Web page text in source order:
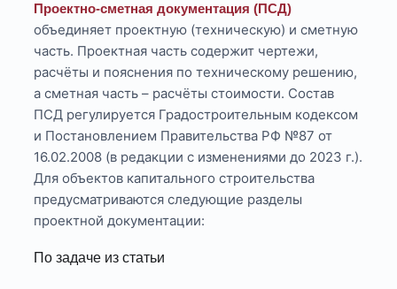
Проектно-сметная документация (ПСД)
объединяет проектную (техническую) и сметную
часть. Проектная часть содержит чертежи,
расчёты и пояснения по техническому решению,
а сметная часть – расчёты стоимости. Состав
ПСД регулируется Градостроительным кодексом
и Постановлением Правительства РФ №87 от
16.02.2008 (в редакции с изменениями до 2023 г.).
Для объектов капитального строительства
предусматриваются следующие разделы
проектной документации:
По задаче из статьи